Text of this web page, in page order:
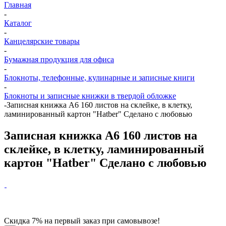
Главная
-
Каталог
-
Канцелярские товары
-
Бумажная продукция для офиса
-
Блокноты, телефонные, кулинарные и записные книги
-
Блокноты и записные книжки в твердой обложке
-Записная книжка А6 160 листов на склейке, в клетку,
ламинированный картон "Hatber" Сделано с любовью
Записная книжка А6 160 листов на
склейке, в клетку, ламинированный
картон "Hatber" Сделано с любовью
Скидка 7% на первый заказ при самовывозе!